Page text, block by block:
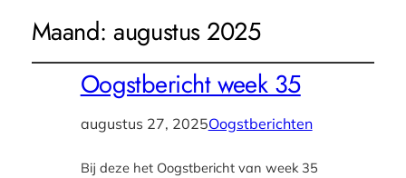
Maand:augustus 2025
Oogstbericht week 35
augustus 27, 2025Oogstberichten
Bij deze het Oogstbericht van week 35